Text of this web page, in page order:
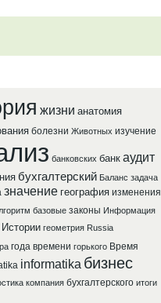
жизни анатомия
болезни Животных изучение
банковских банк аудит
бухгалтерский Баланс задача
значение география изменения
базовые законы Информация
Истории геометрия Russia
года времени горького Время
informatika бизнес
компания бухгалтерского итоги